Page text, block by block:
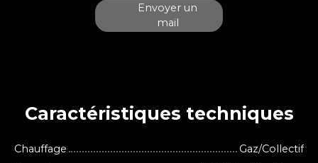
Envoyer un
mail
Caractéristiques techniques
Chauffage
Gaz/Collectif